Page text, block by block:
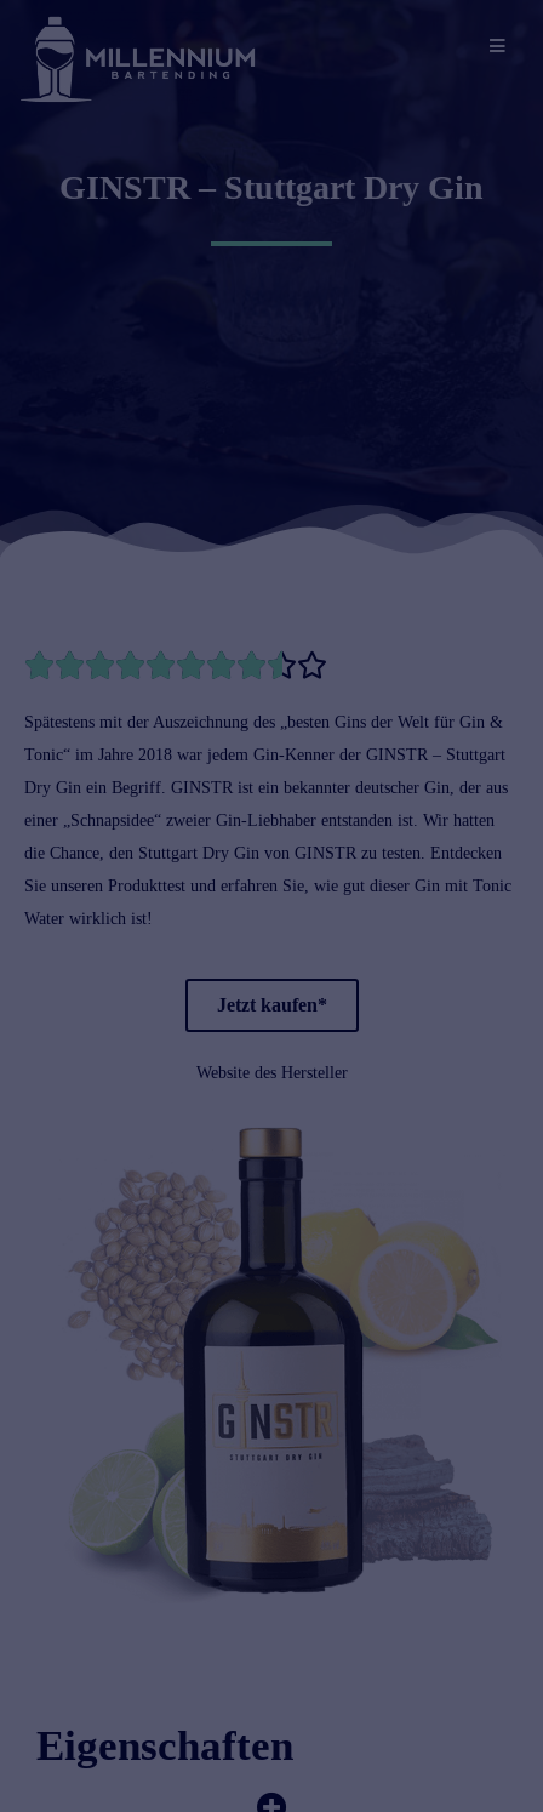
GINSTR – Stuttgart Dry Gin

Spätestens mit der Auszeichnung des „besten Gins der Welt für Gin &
Tonic“ im Jahre 2018 war jedem Gin-Kenner der GINSTR – Stuttgart
Dry Gin ein Begriff. GINSTR ist ein bekannter deutscher Gin, der aus
einer „Schnapsidee“ zweier Gin-Liebhaber entstanden ist. Wir hatten
die Chance, den Stuttgart Dry Gin von GINSTR zu testen. Entdecken
Sie unseren Produkttest und erfahren Sie, wie gut dieser Gin mit Tonic
Water wirklich ist!
Jetzt kaufen*
Website des Hersteller
Eigenschaften